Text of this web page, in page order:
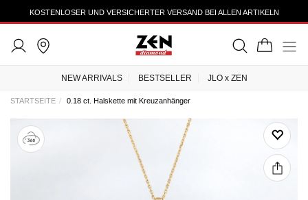
KOSTENLOSER UND VERSICHERTER VERSAND BEI ALLEN ARTIKELN
NEW ARRIVALS BESTSELLER JLO x ZEN
STARTSEITE 0.18 ct. Halskette mit Kreuzanhänger